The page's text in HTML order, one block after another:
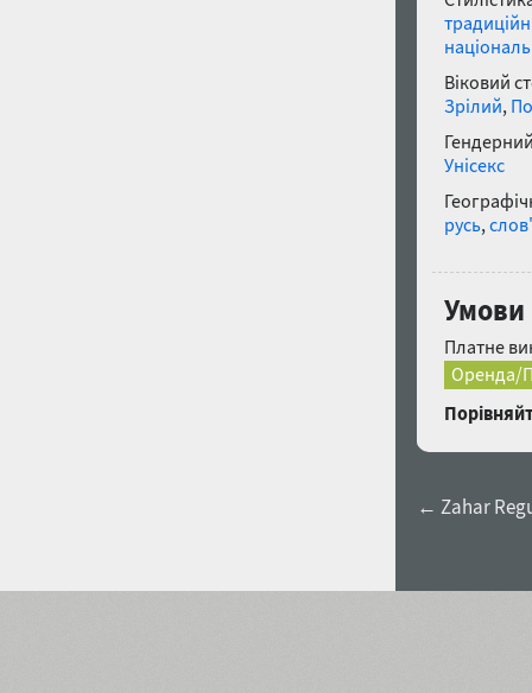
Віковий
Зрілий,
Унісекс
русь,
Платне
Оренда/
← Zahar